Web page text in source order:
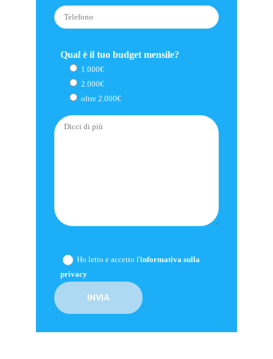
Qual è il tuo budget mensile?
1.000€
2.000€
oltre 2.000€
Ho letto e accetto l'informativa sulla
privacy